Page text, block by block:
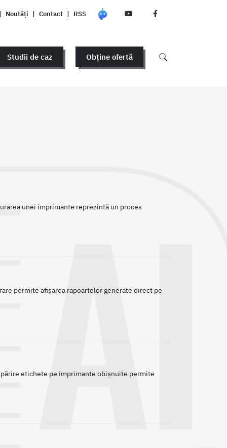
Noutăți | Contact | RSS
Studii de caz Obține ofertă
unei imprimante reprezintă un proces
permite afișarea rapoartelor generate direct pe
etichete pe imprimante obișnuite permite